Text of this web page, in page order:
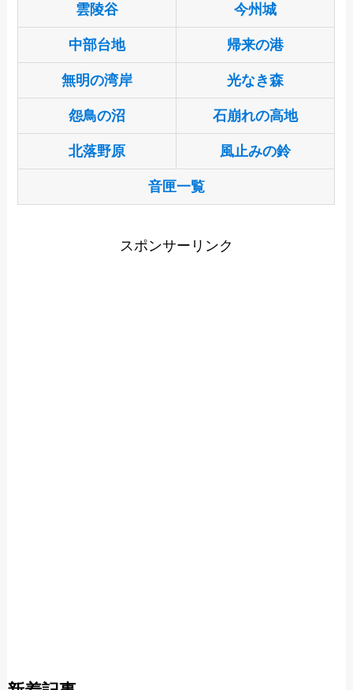
雲陵谷 今州城
中部台地 帰来の港
無明の湾岸 光なき森
怨鳥の沼 石崩れの高地
北落野原 風止みの鈴
音匣一覧
スポンサーリンク